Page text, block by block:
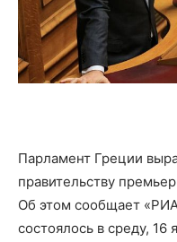
Парламент Греции
правительству
Об этом сообщает
состоялось в среду, 16